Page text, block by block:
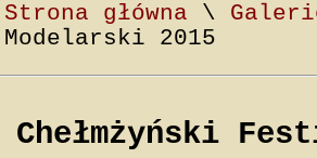
Strona główna \
Modelarski 2015
Chełmżyński